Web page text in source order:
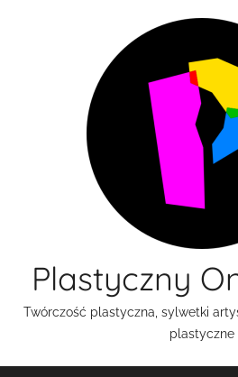
Plastyczny
Twórczość plastyczna, sylwetki
plastyczne